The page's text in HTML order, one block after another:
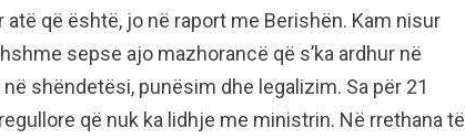
që është, jo në raport me Berishën. Kam nisur
sepse ajo mazhorancë që s’ka ardhur në
shëndetësi, punësim dhe legalizim. Sa për 21
që nuk ka lidhje me ministrin. Në rrethana të